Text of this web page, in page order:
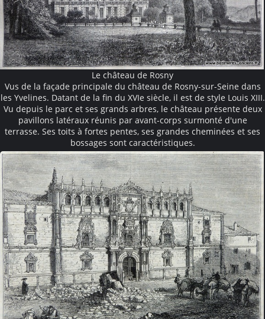
Le château de Rosny
Vus de la façade principale du château de Rosny-sur-Seine dans
les Yvelines. Datant de la fin du XVIe siècle, il est de style Louis XIII.
Vu depuis le parc et ses grands arbres, le château présente deux
pavillons latéraux réunis par avant-corps surmonté d'une
terrasse. Ses toits à fortes pentes, ses grandes cheminées et ses
bossages sont caractéristiques.